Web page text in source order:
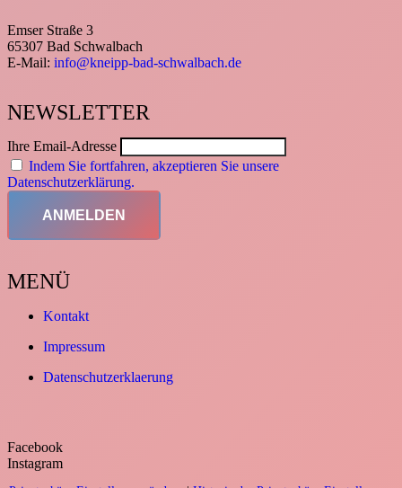
Emser Straße 3
65307 Bad Schwalbach
E-Mail: info@kneipp-bad-schwalbach.de
NEWSLETTER
Ihre Email-Adresse
Indem Sie fortfahren, akzeptieren Sie unsere
Datenschutzerklärung.
MENÜ
Kontakt
Impressum
Datenschutzerklaerung
Facebook
Instagram